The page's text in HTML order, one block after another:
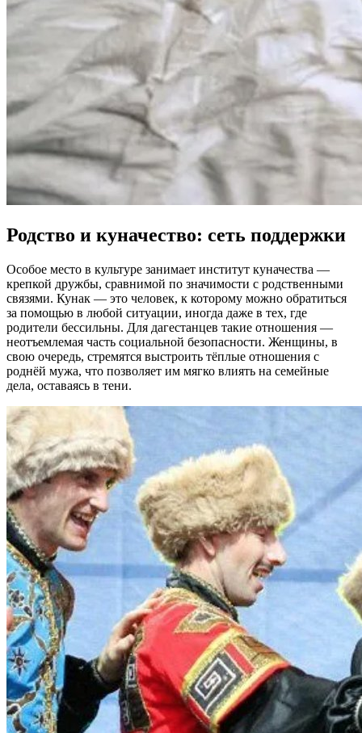
Родство и куначество: сеть поддержки
Особое место в культуре занимает институт куначества —
крепкой дружбы, сравнимой по значимости с родственными
связями. Кунак — это человек, к которому можно обратиться
за помощью в любой ситуации, иногда даже в тех, где
родители бессильны. Для дагестанцев такие отношения —
неотъемлемая часть социальной безопасности. Женщины, в
свою очередь, стремятся выстроить тёплые отношения с
роднёй мужа, что позволяет им мягко влиять на семейные
дела, оставаясь в тени.